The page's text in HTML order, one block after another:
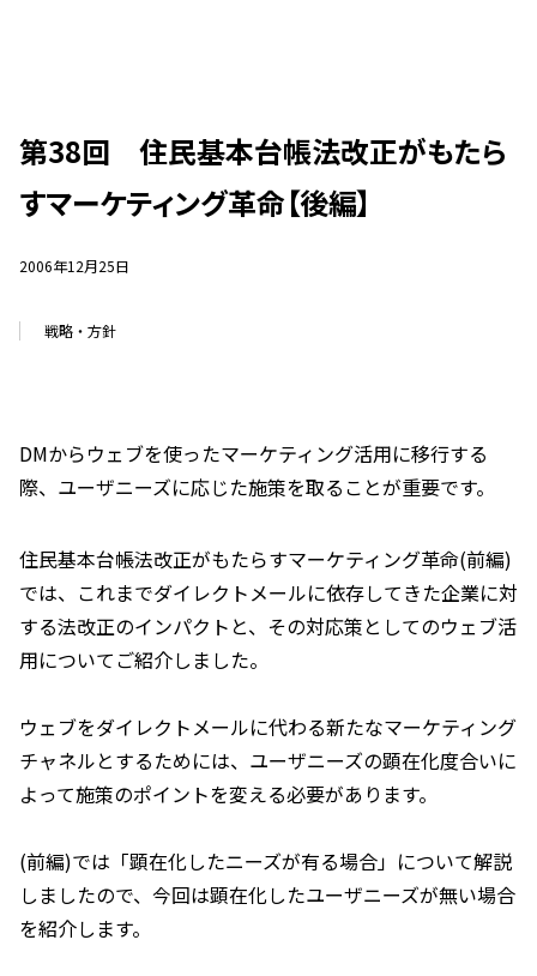
第38回 住民基本台帳法改正がもたら
すマーケティング革命【後編】
2006年12月25日
戦略・方針
DMからウェブを使ったマーケティング活用に移行する
際、ユーザニーズに応じた施策を取ることが重要です。
住民基本台帳法改正がもたらすマーケティング革命(前編)
では、これまでダイレクトメールに依存してきた企業に対
する法改正のインパクトと、その対応策としてのウェブ活
用についてご紹介しました。
ウェブをダイレクトメールに代わる新たなマーケティング
チャネルとするためには、ユーザニーズの顕在化度合いに
よって施策のポイントを変える必要があります。
(前編)では「顕在化したニーズが有る場合」について解説
しましたので、今回は顕在化したユーザニーズが無い場合
を紹介します。